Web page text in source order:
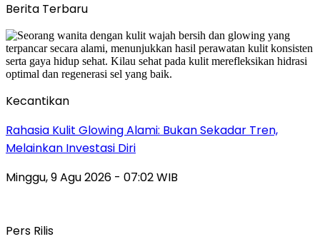
Berita Terbaru
Kecantikan
Rahasia Kulit Glowing Alami: Bukan Sekadar Tren,
Melainkan Investasi Diri
Minggu, 9 Agu 2026 - 07:02 WIB
Pers Rilis